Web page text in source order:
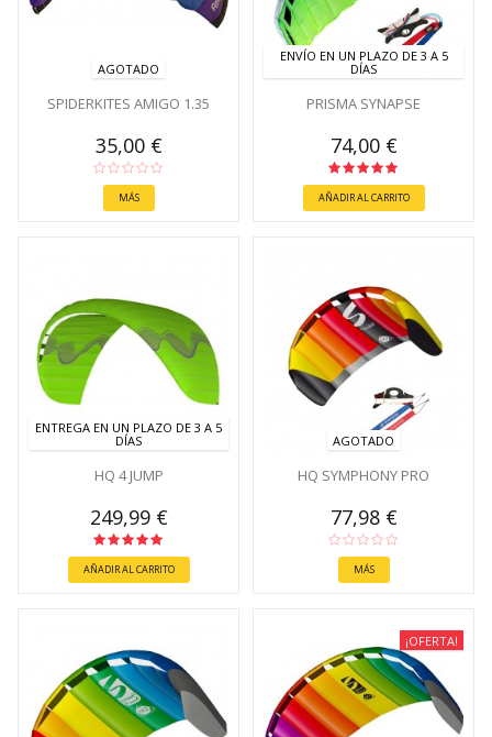
AGOTADO
SPIDERKITES AMIGO 1.35
35,00 €
MÁS
ENVÍO EN UN PLAZO DE 3 A 5
DÍAS
PRISMA SYNAPSE
74,00 €
AÑADIR AL CARRITO
ENTREGA EN UN PLAZO DE 3 A 5
DÍAS
HQ 4 JUMP
249,99 €
AÑADIR AL CARRITO
AGOTADO
HQ SYMPHONY PRO
77,98 €
MÁS
¡OFERTA!